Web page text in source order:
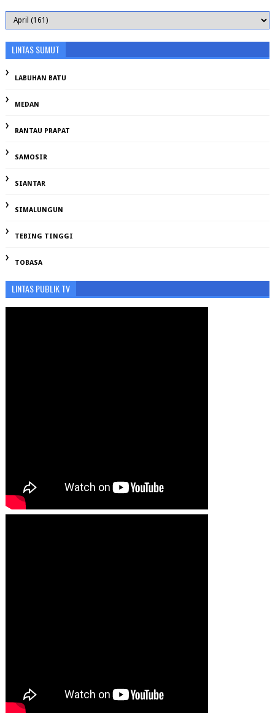
LINTAS SUMUT
LABUHAN BATU
MEDAN
RANTAU PRAPAT
SAMOSIR
SIANTAR
SIMALUNGUN
TEBING TINGGI
TOBASA
LINTAS PUBLIK TV